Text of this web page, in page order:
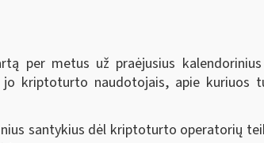
per metus už praėjusius
kriptoturto naudotojais, apie kuriuos
santykius dėl kriptoturto operatorių